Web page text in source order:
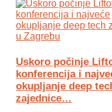
Uskoro počinje
konferencija i
okupljanje deep
zajednice…